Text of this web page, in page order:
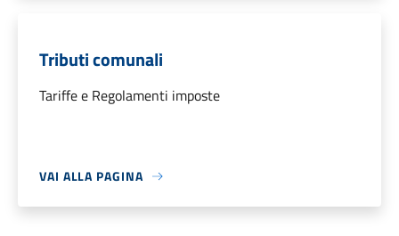
Tributi comunali
Tariffe e Regolamenti imposte
VAI ALLA PAGINA